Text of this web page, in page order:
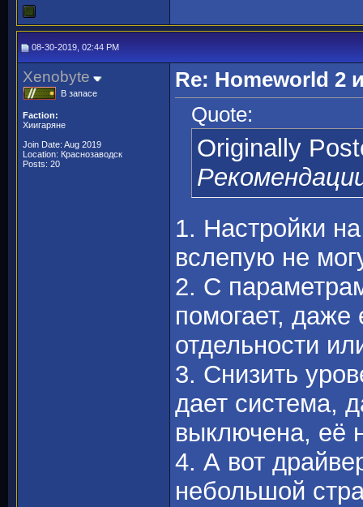
08-30-2019, 02:44 PM
Xenobyte
В запасе
Faction:
Хиигаряне
Join Date: Aug 2019
Location: Краснозаводск
Posts: 20
Re: Homeworld 2
Quote:
Originally
1. Настройки
вслепую не
2. С
помогает, даже
отдельности
3. Снизить
дает система,
выключена, её
4. А вот
небольшой